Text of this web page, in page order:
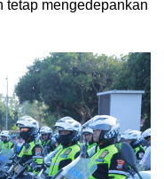
tetap mengedepankan